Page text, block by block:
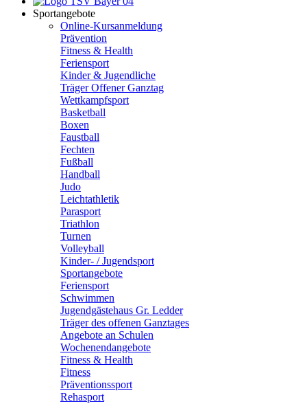
Sportangebote
Online-Kursanmeldung
Prävention
Fitness & Health
Feriensport
Kinder & Jugendliche
Träger Offener Ganztag
Wettkampfsport
Basketball
Boxen
Faustball
Fechten
Fußball
Handball
Judo
Leichtathletik
Parasport
Triathlon
Turnen
Volleyball
Kinder- / Jugendsport
Sportangebote
Feriensport
Schwimmen
Jugendgästehaus Gr. Ledder
Träger des offenen Ganztages
Angebote an Schulen
Wochenendangebote
Fitness & Health
Fitness
Präventionssport
Rehasport